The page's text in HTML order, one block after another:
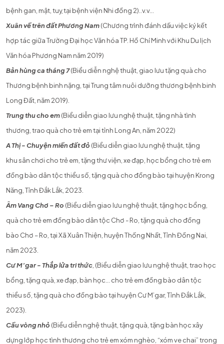
bệnh gan, mật, tuỵ tại bệnh viện Nhi đồng 2)..v.v...
Xuân về trên đất Phương Nam(Chương trình đánh dấu việc ký kết
hợp tác giữa Trường Đại học Văn hóa TP. Hồ Chí Minh với Khu Du lịch
Văn hóa Phương Nam năm 2019)
Bản hùng ca tháng 7(Biểu diễn nghệ thuật, giao lưu tặng quà cho
Thương bệnh binh nặng, tại Trung tâm nuôi dưỡng thương bệnh binh
Long Đất, năm 2019).
Trung thu cho em(Biểu diễn giao lưu nghệ thuật, tặng nhà tình
thương, trao quà cho trẻ em tại tỉnh Long An, năm 2022)
A Thị - Chuyện miền đất đỏ (Biểu diễn giao lưu nghệ thuật, tặng
khu sân chơi cho trẻ em, tặng thư viện, xe đạp, học bổng cho trẻ em
đồng bào dân tộc thiểu số, tặng quà cho đồng bào tại huyện Krong
Năng, Tỉnh Đắk Lắk, 2023.
Âm Vang Chơ – Ro (Biểu diễn giao lưu nghệ thuật, tặng học bổng,
quà cho trẻ em đồng bào dân tộc Chơ - Ro, tặng quà cho đồng
bào Chơ – Ro, tại Xã Xuân Thiện, huyện Thống Nhất, Tỉnh Đồng Nai,
năm 2023.
Cư M’gar - Thắp lửa tri thức, (Biểu diễn giao lưu nghệ thuật, trao học
bổng, tặng quà, xe đạp, bàn học… cho trẻ em đồng bào dân tộc
thiểu số, tặng quà cho đồng bào tại huyện Cư M’gar, Tỉnh Đắk Lắk,
2023).
Cầu vòng nhỏ (Biểu diễn nghệ thuật, tặng quà, tặng bàn học xây
dựng lớp học tình thương cho trẻ em xóm nghèo, “xóm ve chai” trong